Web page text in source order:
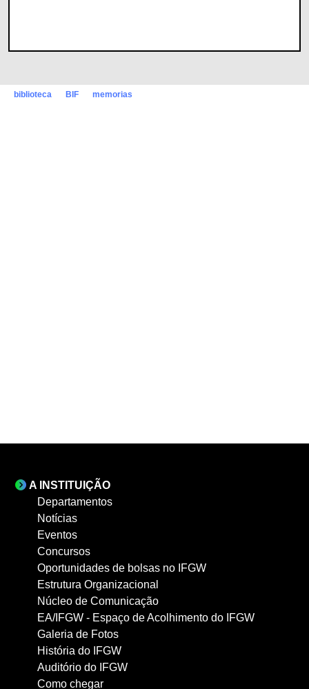
biblioteca BIF memorias
A INSTITUIÇÃO
Departamentos
Notícias
Eventos
Concursos
Oportunidades de bolsas no IFGW
Estrutura Organizacional
Núcleo de Comunicação
EA/IFGW - Espaço de Acolhimento do IFGW
Galeria de Fotos
História do IFGW
Auditório do IFGW
Como chegar